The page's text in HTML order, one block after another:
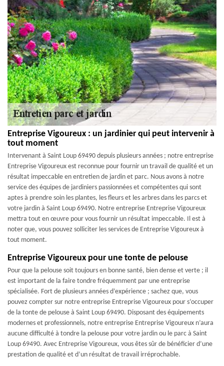
Entreprise Vigoureux : un jardinier qui peut intervenir à
tout moment
Intervenant à Saint Loup 69490 depuis plusieurs années ; notre entreprise
Entreprise Vigoureux est reconnue pour fournir un travail de qualité et un
résultat impeccable en entretien de jardin et parc. Nous avons à notre
service des équipes de jardiniers passionnées et compétentes qui sont
aptes à prendre soin les plantes, les fleurs et les arbres dans les parcs et
votre jardin à Saint Loup 69490. Notre entreprise Entreprise Vigoureux
mettra tout en œuvre pour vous fournir un résultat impeccable. Il est à
noter que, vous pouvez solliciter les services de Entreprise Vigoureux à
tout moment.
Entreprise Vigoureux pour une tonte de pelouse
Pour que la pelouse soit toujours en bonne santé, bien dense et verte ; il
est important de la faire tondre fréquemment par une entreprise
spécialisée. Fort de plusieurs années d’expérience ; sachez que, vous
pouvez compter sur notre entreprise Entreprise Vigoureux pour s’occuper
de la tonte de pelouse à Saint Loup 69490. Disposant des équipements
modernes et professionnels, notre entreprise Entreprise Vigoureux n’aura
aucune difficulté à tondre la pelouse pour votre jardin ou le parc à Saint
Loup 69490. Avec Entreprise Vigoureux, vous êtes sûr de bénéficier d’une
prestation de qualité et d’un résultat de travail irréprochable.